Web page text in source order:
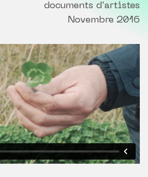
documents d'artistes
Novembre 2016